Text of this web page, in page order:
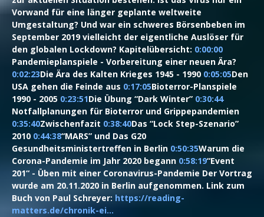
Vorwand für eine länger geplante weltweite
Umgestaltung? Und war ein schweres Börsenbeben im
September 2019 vielleicht der eigentliche Auslöser für
den globalen Lockdown? Kapitelübersicht: 0:00:00
Pandemieplanspiele - Vorbereitung einer neuen Ära?
0:02:23​ Die Ära des Kalten Krieges 1945 - 1990 0:05:05​ Den
USA gehen die Feinde aus 0:17:05​ Bioterror-Planspiele
1990 - 2005 0:23:51​ Die Übung “Dark Winter” 0:30:44
Notfallplanungen für Bioterror und Grippepandemien
0:35:40​ Zwischenfazit 0:38:40​ Das “Lock Step-Szenario”
2010 0:44:38​ “MARS” und Das G20
Gesundheitsministertreffen in Berlin 0:50:35​ Warum die
Corona-Pandemie im Jahr 2020 begann 0:58:19​ “Event
201“ - Üben mit einer Coronavirus-Pandemie Der Vortrag
wurde am 20.11.2020 in Berlin aufgenommen. Link zum
Buch von Paul Schreyer: https://reading-
matters.de/chronik-ei...